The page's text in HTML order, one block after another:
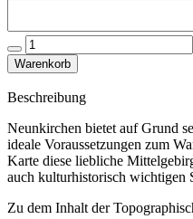
Beschreibung
Neunkirchen bietet auf Grund
ideale Voraussetzungen zum
Karte diese liebliche
auch kulturhistorisch wichtigen
Zu dem Inhalt der